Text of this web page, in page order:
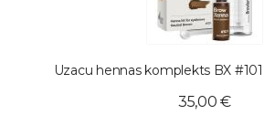
Uzacu hennas komplekts BX
35,00 €